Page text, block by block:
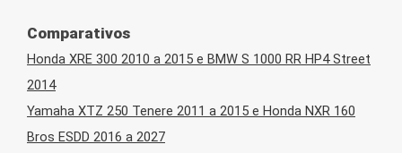
Comparativos
Honda XRE 300 2010 a 2015 e BMW S 1000 RR HP4 Street
2014
Yamaha XTZ 250 Tenere 2011 a 2015 e Honda NXR 160
Bros ESDD 2016 a 2027